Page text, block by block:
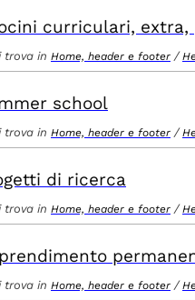
curriculari, extra,
trova in Home, header e footer /
school
trova in Home, header e footer /
di ricerca
trova in Home, header e footer /
trova in Home, header e footer /